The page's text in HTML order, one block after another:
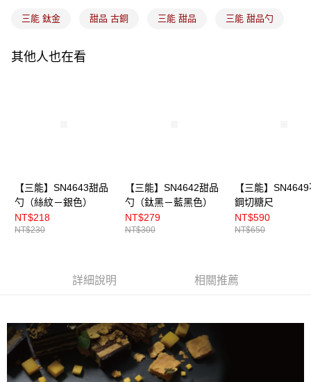
免運費
三能 鈦金 甜品 古銅 三能 甜品 三能 甜品勺
其他人也在看
【三能】SN4643甜品
勺（絲紋－銀色）
NT$218
NT$230
【三能】SN4642甜品
勺（鈦黑－藍黑色）
NT$279
NT$300
【三能】
鋼切糖尺
NT$590
NT$650
詳細說明 相關推薦